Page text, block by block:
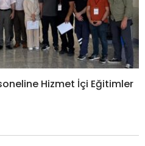
Hizmet İçi Eğitimler